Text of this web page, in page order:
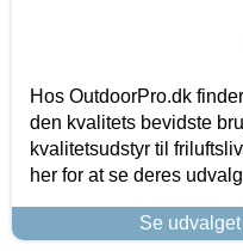
Hos OutdoorPro.dk
den kvalitets bevidste
kvalitetsudstyr til
her for at se deres
Se